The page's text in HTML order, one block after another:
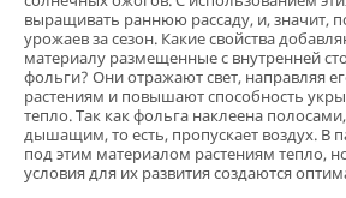
выращивать раннюю рассаду, и, значит,
урожаев за сезон. Какие свойства
материалу размещенные с внутренней
фольги? Они отражают свет, направляя
растениям и повышают способность
тепло. Так как фольга наклеена
дышащим, то есть, пропускает воздух. В
под этим материалом растениям тепло,
условия для их развития создаются